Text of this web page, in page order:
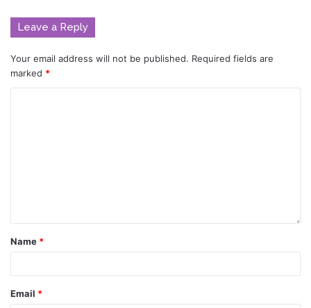
Leave a Reply
Your email address will not be published. Required fields are
marked *
Name *
Email *